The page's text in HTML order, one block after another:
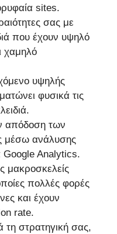
sites.
σας με
που έχουν υψηλό
χαμηλό
υψηλής
φυσικά τις
απόδοση των
μέσω ανάλυσης
Analytics.
μακροσκελείς
πολλές φορές
και έχουν
rate.
τη στρατηγική σας,